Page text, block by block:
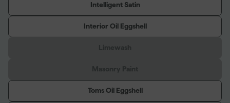
Intelligent Satin
Interior Oil Eggshell
Toms Oil Eggshell